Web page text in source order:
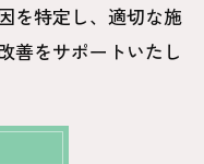
を特定し、適切な施
善をサポートいたし